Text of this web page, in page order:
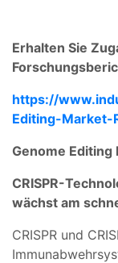
Erhalten Sie
https://
Editing-Market-
Genome
CRISPR-
wächst am
CRISPR und